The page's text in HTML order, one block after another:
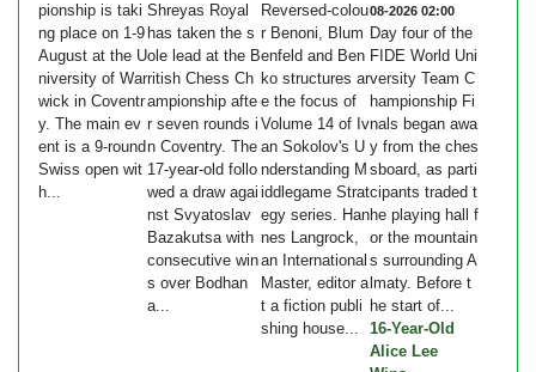
pionship is taki
ng place on 1-9
August at the U
niversity of War
wick in Coventr
y. The main ev
ent is a 9-round
Swiss open wit
h...
Shreyas Royal
has taken the s
ole lead at the B
ritish Chess Ch
ampionship afte
r seven rounds i
n Coventry. The
17-year-old follo
wed a draw agai
nst Svyatoslav
Bazakutsa with
consecutive win
s over Bodhan
a...
Reversed-colou
r Benoni, Blum
enfeld and Ben
ko structures ar
e the focus of
Volume 14 of Iv
an Sokolov's U
nderstanding M
iddlegame Strat
egy series. Han
nes Langrock,
an International
Master, editor a
t a fiction publi
shing house...
08-2026 02:00
Day four of the
FIDE World Uni
versity Team C
hampionship Fi
nals began awa
y from the ches
sboard, as parti
cipants traded t
he playing hall f
or the mountain
s surrounding A
lmaty. Before t
he start of...
16-Year-Old
Alice Lee